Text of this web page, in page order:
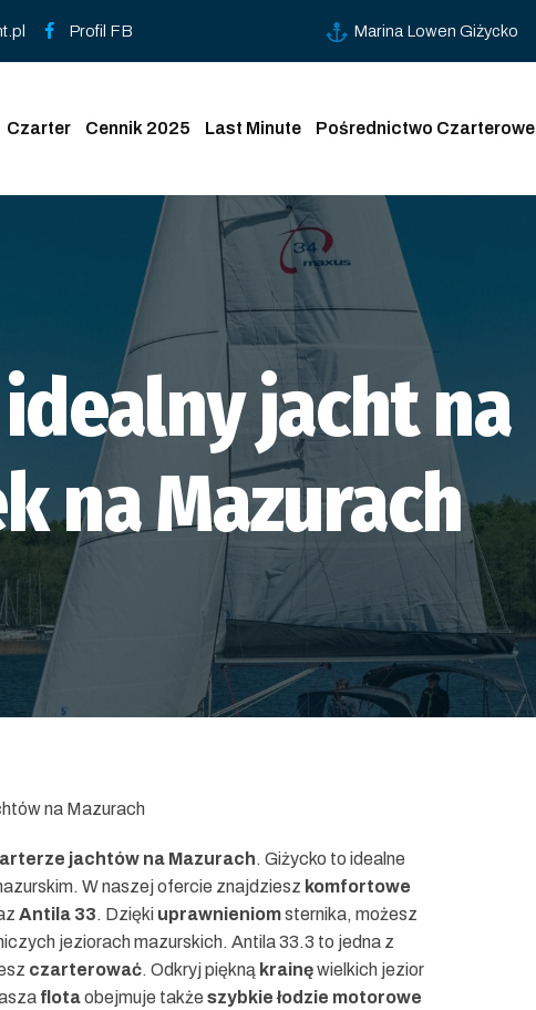
Profil FB Marina Lowen Giżycko
Czarter Cennik 2025 Last Minute Pośrednictwo Czarterowe
jacht na
na Mazurach
na Mazurach
jachtów na Mazurach. Giżycko to idealne
W naszej ofercie znajdziesz komfortowe
Antila 33. Dzięki uprawnieniomsternika, możesz
jeziorach mazurskich. Antila 33.3 to jedna z
czarterować. Odkryj piękną krainęwielkich jezior
flotaobejmuje także szybkie łodzie motorowe